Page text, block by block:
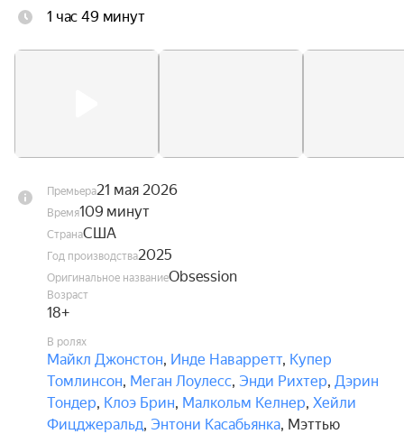
и правда в него влюбляется. Однако его счастью
одержима, а её знаки внимания становятся всё
1 час 49 минут
Премьера21 мая 2026
Время109 минут
СтранаСША
Год производства2025
Оригинальное названиеObsession
Возраст
18+
В ролях
Майкл Джонстон, Инде Наварретт, Купер
Томлинсон, Меган Лоулесс, Энди Рихтер, Дэрин
Тондер, Клоэ Брин, Малкольм Келнер, Хейли
Фицджеральд, Энтони Касабьянка, Мэттью